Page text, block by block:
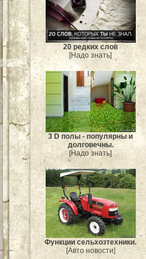
20 редких слов
[Надо знать]
3 D полы - популярны и
долговечны.
[Надо знать]
Функции сельхозтехники.
[Авто новости]